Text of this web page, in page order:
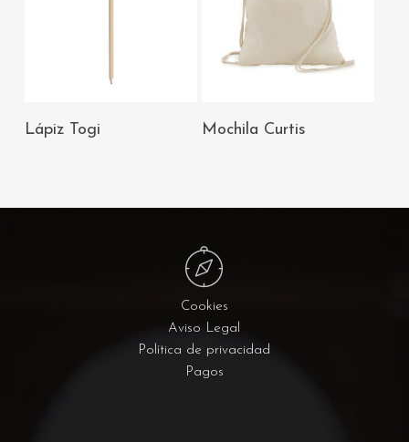
AÑADIR AL
Lápiz Togi
AÑADIR AL
Mochila Curtis
Cookies
Aviso Legal
Política de privacidad
Pagos